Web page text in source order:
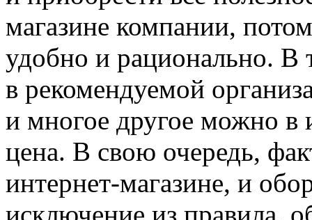
магазине компании,
удобно и рационально. В
в рекомендуемой
и многое другое можно в
цена. В свою очередь,
интернет-магазине, и
исключение из правила,